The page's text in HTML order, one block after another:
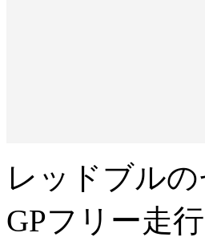
レッドブル
GPフリー走